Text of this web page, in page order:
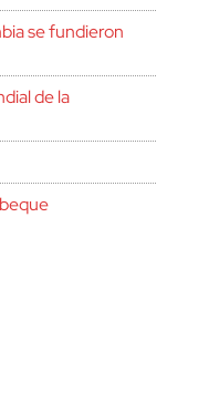
se fundieron
de la